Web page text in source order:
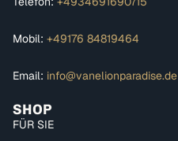
Material:TPR
Mobil: +49176 84819464
Email: info@vanelionparadise.de
SHOP
FÜR SIE